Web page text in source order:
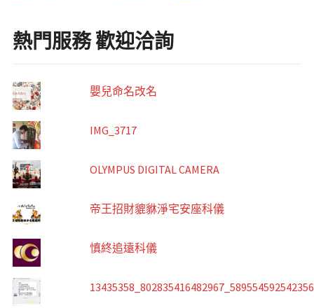
熱門服務 歡迎洽詢
嬰兒命名改名
IMG_3717
OLYMPUS DIGITAL CAMERA
帝王招財貔貅淨宅安座科儀
慎終追遠科儀